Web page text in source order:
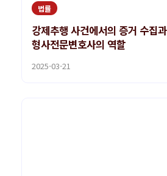
법률
강제추행 사건에서의 증거 수집
형사전문변호사의 역할
2025-03-21